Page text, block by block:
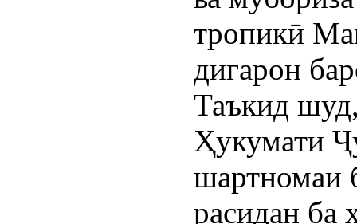
тропикӣ
дигарон
Таъкид
Ҳукумати
шартномаи
расидан ба